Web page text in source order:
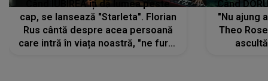
Când IUBIREA îți dă lumea peste
cap, se lansează "Starleta". Florian
Rus cântă despre acea persoană
care intră în viața noastră, "ne fură"
Când
"Nu ajung
Theo